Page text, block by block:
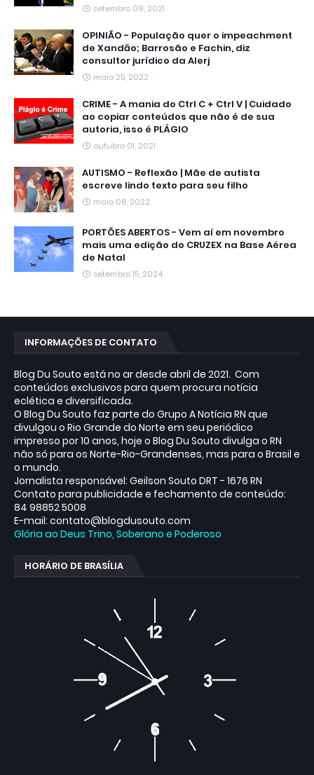
setembro 09, 2021
OPINIÃO - População quer o impeachment
de Xandāo; Barrosão e Fachin, diz
consultor jurídico da Alerj
maio 25, 2022
CRIME - A mania do Ctrl C + Ctrl V | Cuidado
ao copiar conteúdos que não é de sua
autoria, isso é PLÁGIO
outubro 01, 2021
AUTISMO - Reflexão | Mãe de autista
escreve lindo texto para seu filho
maio 08, 2022
PORTÕES ABERTOS - Vem aí em novembro
mais uma edição do CRUZEX na Base Aérea
de Natal
setembro 15, 2024
INFORMAÇÕES DE CONTATO
Blog Du Souto está no ar desde abril de 2021. Com
conteúdos exclusivos para quem procura notícia
eclética e diversificada.
O Blog Du Souto faz parte do Grupo A Notícia RN que
divulgou o Rio Grande do Norte em seu periódico
impresso por 10 anos, hoje o Blog Du Souto divulga o RN
não só para os Norte-Rio-Grandenses, mas para o Brasil e
o mundo.
Jornalista responsável: Geilson Souto DRT - 1676 RN
Contato para publicidade e fechamento de conteúdo:
84 98852 5008
E-mail: contato@blogdusouto.com
Glória ao Deus Trino, Soberano e Poderoso
HORÁRIO DE BRASÍLIA